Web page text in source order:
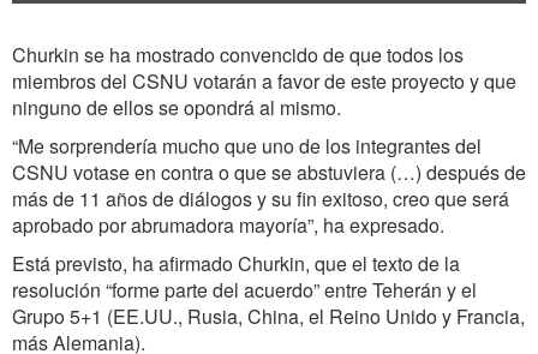
Churkin se ha mostrado convencido de que todos los
miembros del CSNU votarán a favor de este proyecto y que
ninguno de ellos se opondrá al mismo.
“Me sorprendería mucho que uno de los integrantes del
CSNU votase en contra o que se abstuviera (…) después de
más de 11 años de diálogos y su fin exitoso, creo que será
aprobado por abrumadora mayoría”, ha expresado.
Está previsto, ha afirmado Churkin, que el texto de la
resolución “forme parte del acuerdo” entre Teherán y el
Grupo 5+1 (EE.UU., Rusia, China, el Reino Unido y Francia,
más Alemania).